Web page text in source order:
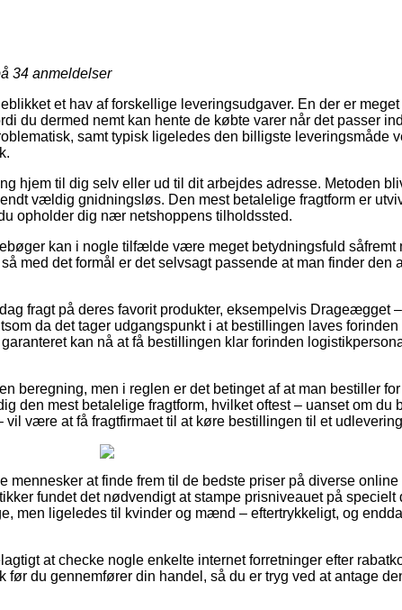
34 anmeldelser
et hav af forskellige leveringsudgaver. En der er
du dermed nemt kan hente de købte varer når det passer
samt typisk ligeledes den billigste leveringsmåde
hjem til dig selv eller ud til dit arbejdes adresse. Metoden
vældig gnidningsløs. Den mest betalelige fragtform er
opholder dig nær netshoppens tilholdssted.
kan i nogle tilfælde være meget betydningsfuld såfremt
med det formål er det selvsagt passende at man finder den
fragt på deres favorit produkter, eksempelvis Drageægget –
da det tager udgangspunkt i at bestillingen laves forinden
kan nå at få bestillingen klar forinden
beregning, men i reglen er det betinget af at man bestiller
den mest betalelige fragtform, hvilket oftest – uanset om du
være at få fragtfirmaet til at køre bestillingen til et
mennesker at finde frem til de bedste priser på diverse online
fundet det nødvendigt at stampe prisniveauet på specielt
men ligeledes til kvinder og mænd – eftertrykkeligt, og
at checke nogle enkelte internet forretninger efter
du gennemfører din handel, så du er tryg ved at antage